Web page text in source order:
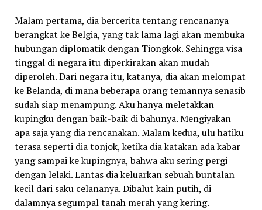
Malam pertama, dia bercerita tentang rencananya
berangkat ke Belgia, yang tak lama lagi akan membuka
hubungan diplomatik dengan Tiongkok. Sehingga visa
tinggal di negara itu diperkirakan akan mudah
diperoleh. Dari negara itu, katanya, dia akan melompat
ke Belanda, di mana beberapa orang temannya senasib
sudah siap menampung. Aku hanya meletakkan
kupingku dengan baik-baik di bahunya. Mengiyakan
apa saja yang dia rencanakan. Malam kedua, ulu hatiku
terasa seperti dia tonjok, ketika dia katakan ada kabar
yang sampai ke kupingnya, bahwa aku sering pergi
dengan lelaki. Lantas dia keluarkan sebuah buntalan
kecil dari saku celananya. Dibalut kain putih, di
dalamnya segumpal tanah merah yang kering.